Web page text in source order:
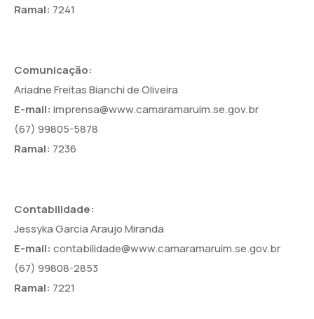
Ramal: 7241
Comunicação:
Ariadne Freitas Bianchi de Oliveira
E-mail: imprensa@www.camaramaruim.se.gov.br
(67) 99805-5878
Ramal: 7236
Contabilidade:
Jessyka Garcia Araujo Miranda
E-mail: contabilidade@www.camaramaruim.se.gov.br
(67) 99808-2853
Ramal: 7221